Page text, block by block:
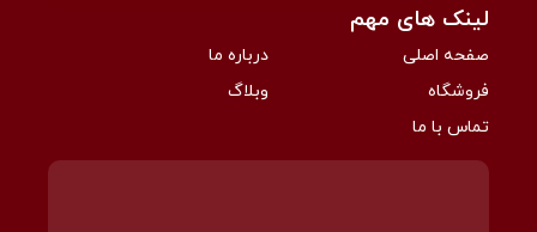
لینک های مهم
صفحه اصلی
فروشگاه
تماس با ما
درباره ما
وبلاگ